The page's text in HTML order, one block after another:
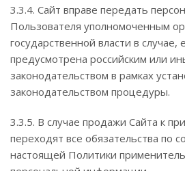
3.3.4. Сайт вправе передать
Пользователя уполномоченным
государственной власти в случае,
предусмотрена российским или
законодательством в рамках
законодательством процедуры.
3.3.5. В случае продажи Сайта к
переходят все обязательства по
настоящей Политики